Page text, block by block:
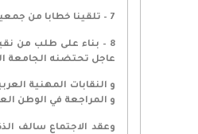
7 – تلقينا خطابا من جمعية مدققى الحسابات الفلسطينية عن نتيجة اتصالاته مع الاردن لحضور المؤتمر المزمع عقده فى القاهرة وموافقتها على أن يعقد المؤتمر بالجامعة العربية .
8 – بناء على طلب من
عاجل تحتضنه الجامعة
و النقابات المهنية
و المراجعة في الوطن